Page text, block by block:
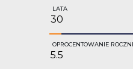
LATA
OPROCENTOWANIE